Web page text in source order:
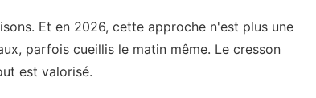
Et en 2026, cette approche n'est plus une
parfois cueillis le matin même. Le cresson
est valorisé.